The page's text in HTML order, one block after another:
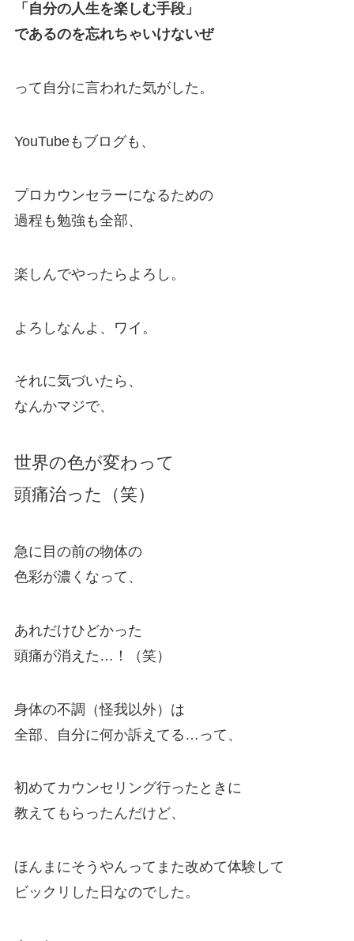
「自分の人生を楽しむ手段」
であるのを忘れちゃいけないぜ
って自分に言われた気がした。
YouTubeもブログも、
プロカウンセラーになるための
過程も勉強も全部、
楽しんでやったらよろし。
よろしなんよ、ワイ。
それに気づいたら、
なんかマジで、
世界の色が変わって
頭痛治った（笑）
急に目の前の物体の
色彩が濃くなって、
あれだけひどかった
頭痛が消えた…！（笑）
身体の不調（怪我以外）は
全部、自分に何か訴えてる…って、
初めてカウンセリング行ったときに
教えてもらったんだけど、
ほんまにそうやんってまた改めて体験して
ビックリした日なのでした。